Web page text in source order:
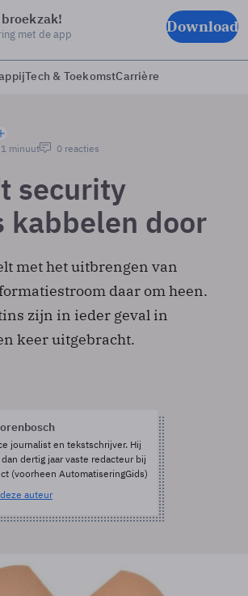
met de app Download
Tech & ToekomstCarrière
minuut 0 reacties
security
kabbelen door
met het uitbrengen van
daar om heen.
zijn in ieder geval in
keer uitgebracht.
journalist en tekstschrijver. Hij
dertig jaar vaste redacteur bij
(voorheen AutomatiseringGids)
auteur